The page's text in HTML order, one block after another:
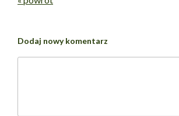
Dodaj nowy komentarz